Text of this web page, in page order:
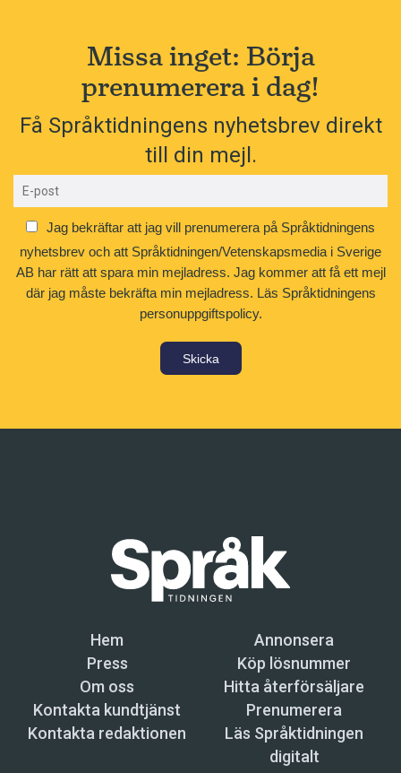
Missa inget: Börja
prenumerera i dag!
Få Språktidningens nyhetsbrev direkt
till din mejl.
Jag bekräftar att jag vill prenumerera på Språktidningens
nyhetsbrev och att Språktidningen/Vetenskapsmedia i Sverige
AB har rätt att spara min mejladress. Jag kommer att få ett mejl
där jag måste bekräfta min mejladress. Läs Språktidningens
personuppgiftspolicy.
Skicka
Hem
Annonsera
Press
Köp lösnummer
Om oss
Hitta återförsäljare
Kontakta kundtjänst
Prenumerera
Kontakta redaktionen
Läs Språktidningen
digitalt